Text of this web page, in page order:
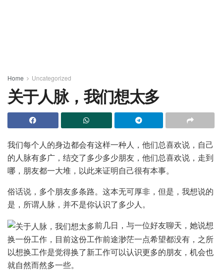
Home Uncategorized
关于人脉，我们想太多
我们每个人的身边都会有这样一种人，他们总喜欢说，自己
的人脉有多广，结交了多少多少朋友，他们总喜欢说，走到
哪，朋友都一大堆，以此来证明自己很有本事。
俗话说，多个朋友多条路。这本无可厚非，但是，我想说的
是，所谓人脉，并不是你认识了多少人。
前几日，与一位好友聊天，她说想
换一份工作，目前这份工作前途渺茫一点希望都没有，之所
以想换工作是觉得换了新工作可以认识更多的朋友，机会也
就自然而然多一些。